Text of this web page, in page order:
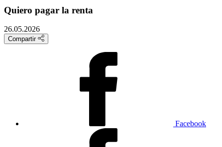
Quiero pagar la renta
26.05.2026
Compartir
Facebook